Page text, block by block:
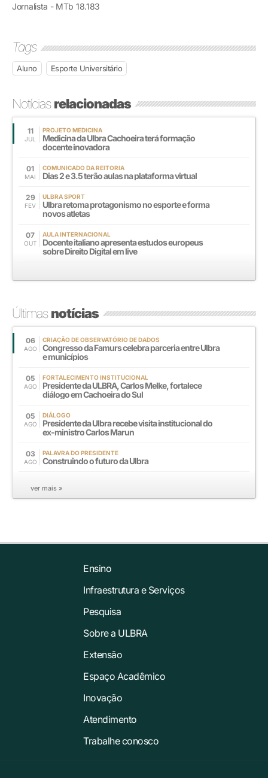
Jornalista - MTb 18.183
Tags
Aluno Esporte Universitário
Notíciasrelacionadas
11
JUL
PROJETO MEDICINA
Medicina da Ulbra Cachoeira terá formação
docente inovadora
01
MAI
COMUNICADO DA REITORIA
Dias 2 e 3.5 terão aulas na plataforma virtual
29
FEV
ULBRA SPORT
Ulbra retoma protagonismo no esporte e forma
novos atletas
07
OUT
AULA INTERNACIONAL
Docente italiano apresenta estudos europeus
sobre Direito Digital em live
Últimasnotícias
06
AGO
CRIAÇÃO DE OBSERVATÓRIO DE DADOS
Congresso da Famurs celebra parceria entre Ulbra
e municípios
05
AGO
FORTALECIMENTO INSTITUCIONAL
Presidente da ULBRA, Carlos Melke, fortalece
diálogo em Cachoeira do Sul
05
AGO
DIÁLOGO
Presidente da Ulbra recebe visita institucional do
ex-ministro Carlos Marun
03
AGO
PALAVRA DO PRESIDENTE
Construindo o futuro da Ulbra
ver mais »
Ensino
Infraestrutura e Serviços
Pesquisa
Sobre a ULBRA
Extensão
Espaço Acadêmico
Inovação
Atendimento
Trabalhe conosco